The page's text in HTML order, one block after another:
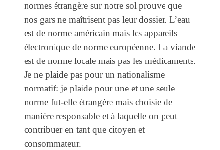
normes étrangère sur notre sol prouve que
nos gars ne maîtrisent pas leur dossier. L’eau
est de norme américain mais les appareils
électronique de norme européenne. La viande
est de norme locale mais pas les médicaments.
Je ne plaide pas pour un nationalisme
normatif: je plaide pour une et une seule
norme fut-elle étrangère mais choisie de
manière responsable et à laquelle on peut
contribuer en tant que citoyen et
consommateur.